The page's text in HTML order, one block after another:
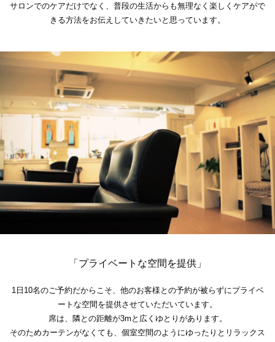
サロンでのケアだけでなく、普段の生活からも無理なく楽しくケアがで
きる方法をお伝えしていきたいと思っています。
「プライベートな空間を提供」
1日10名のご予約だからこそ、他のお客様との予約が被らずにプライベ
ートな空間を提供させていただいています。
席は、隣との距離が3mと広くゆとりがあります。
そのためカーテンがなくても、個室空間のようにゆったりとリラックス